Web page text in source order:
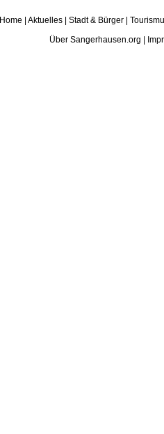
Home Aktuelles Stadt & Bürger
Über Sangerhausen.org